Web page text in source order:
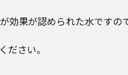
効果が認められた水ですの
ださい。